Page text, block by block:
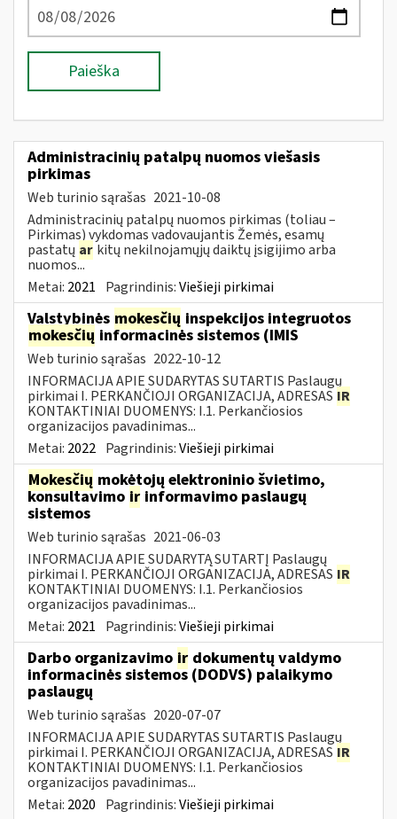
Paieška
Administracinių patalpų nuomos viešasis
pirkimas
Web turinio sąrašas 2021-10-08
Administracinių patalpų nuomos pirkimas (toliau –
Pirkimas) vykdomas vadovaujantis Žemės, esamų
pastatų ar kitų nekilnojamųjų daiktų įsigijimo arba
nuomos...
Metai: 2021 Pagrindinis:Viešieji pirkimai
Valstybinės mokesčių inspekcijos integruotos
mokesčių informacinės sistemos (IMIS
Web turinio sąrašas 2022-10-12
INFORMACIJA APIE SUDARYTAS SUTARTIS Paslaugų
pirkimai I. PERKANČIOJI ORGANIZACIJA, ADRESAS IR
KONTAKTINIAI DUOMENYS: I.1. Perkančiosios
organizacijos pavadinimas...
Metai: 2022 Pagrindinis:Viešieji pirkimai
Mokesčių mokėtojų elektroninio švietimo,
konsultavimo ir informavimo paslaugų
sistemos
Web turinio sąrašas 2021-06-03
INFORMACIJA APIE SUDARYTĄ SUTARTĮ Paslaugų
pirkimai I. PERKANČIOJI ORGANIZACIJA, ADRESAS IR
KONTAKTINIAI DUOMENYS: I.1. Perkančiosios
organizacijos pavadinimas...
Metai: 2021 Pagrindinis:Viešieji pirkimai
Darbo organizavimo ir dokumentų valdymo
informacinės sistemos (DODVS) palaikymo
paslaugų
Web turinio sąrašas 2020-07-07
INFORMACIJA APIE SUDARYTAS SUTARTIS Paslaugų
pirkimai I. PERKANČIOJI ORGANIZACIJA, ADRESAS IR
KONTAKTINIAI DUOMENYS: I.1. Perkančiosios
organizacijos pavadinimas...
Metai: 2020 Pagrindinis:Viešieji pirkimai